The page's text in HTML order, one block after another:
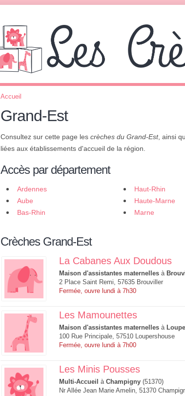
Accueil
Grand-Est
Consultez sur cette page les crèches du Grand-Est, ainsi
liées aux établissements d'accueil de la région.
Accès par département
Ardennes
Aube
Bas-Rhin
Haut-Rhin
Haute-Marne
Marne
Crèches Grand-Est
La Cabanes Aux Doudous
Maison d'assistantes maternelles à
2 Place Saint Remi, 57635 Brouviller
Fermée, ouvre lundi à 7h30
Les Mamounettes
Maison d'assistantes maternelles à
100 Rue Principale, 57510 Loupershouse
Fermée, ouvre lundi à 7h00
Les Minis Pousses
Multi-Accueil à Champigny (51370)
Nr Allée Jean Marie Amelin, 51370